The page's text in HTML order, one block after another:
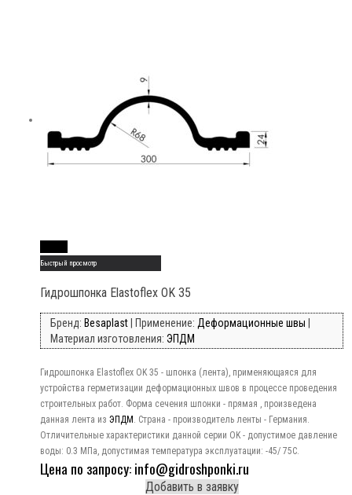
Быстрый просмотр
Гидрошпонка Elastoflex OK 35
Бренд: Besaplast| Применение: Деформационные швы |
Материал изготовления: ЭПДМ
Гидрошпонка Elastoflex OK 35 - шпонка (лента), применяющаяся для
устройства герметизации деформационных швов в процессе проведения
строительных работ. Форма сечения шпонки - прямая , произведена
данная лента из ЭПДМ . Страна - производитель ленты - Германия.
Отличительные характеристики данной серии OK - допустимое давление
воды: 0.3 МПа, допустимая температура эксплуатации: -45/ 75C.
Цена по запросу: info@gidroshponki.ru
Добавить в заявку